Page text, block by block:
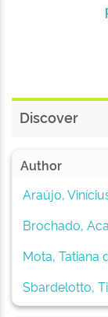
Discover
Author
Araújo,
Brochado,
Mota, Tatiana
Sbardelotto,